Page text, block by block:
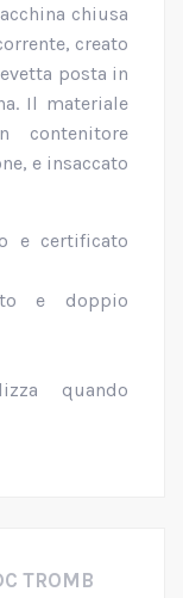
chiusa
creato
posta in
Il materiale
contenitore
e insaccato
e certificato
e doppio
quando
TROMB